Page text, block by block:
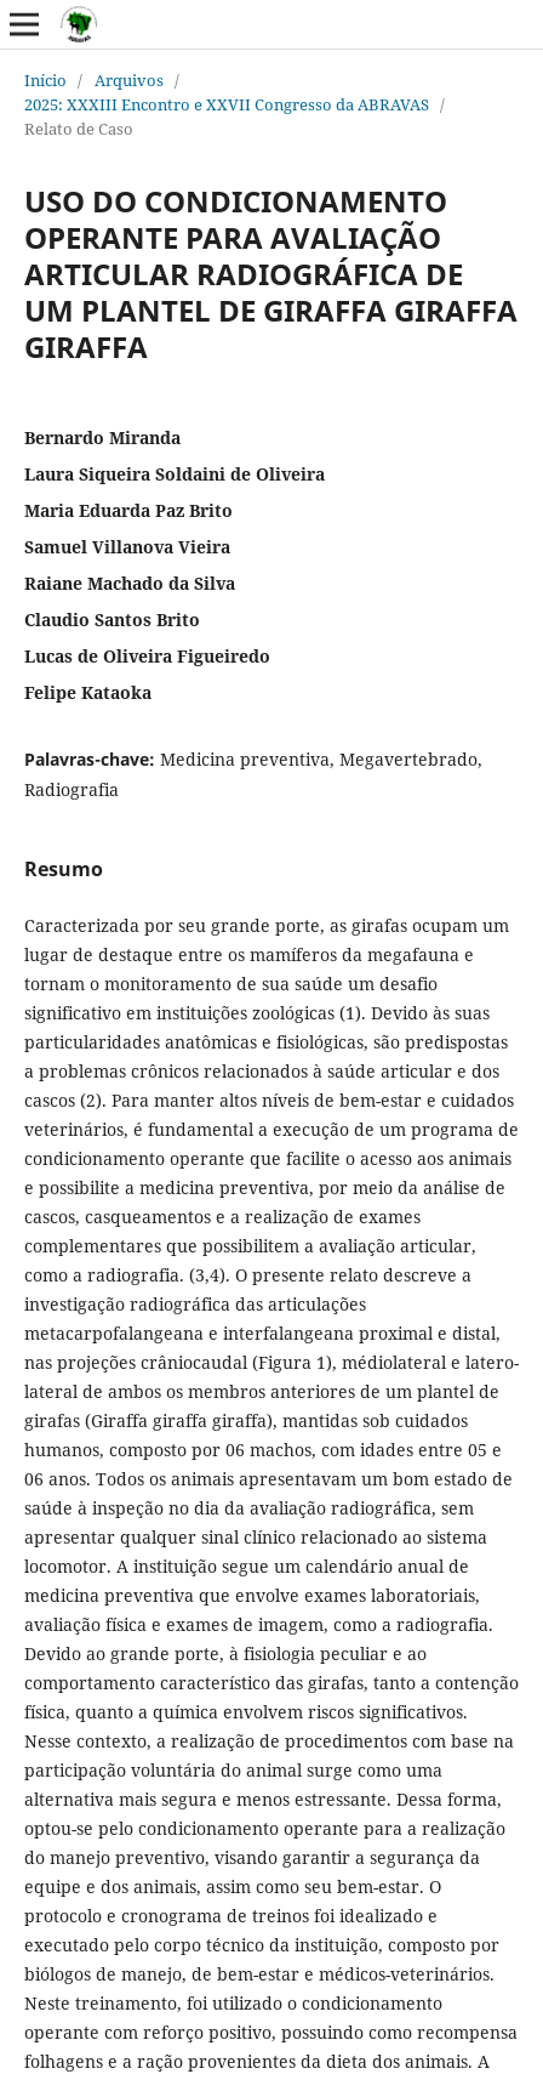
Início / Arquivos /
2025: XXXIII Encontro e XXVII Congresso da ABRAVAS /
Relato de Caso
USO DO CONDICIONAMENTO
OPERANTE PARA AVALIAÇÃO
ARTICULAR RADIOGRÁFICA DE
UM PLANTEL DE GIRAFFA GIRAFFA
GIRAFFA
Bernardo Miranda
Laura Siqueira Soldaini de Oliveira
Maria Eduarda Paz Brito
Samuel Villanova Vieira
Raiane Machado da Silva
Claudio Santos Brito
Lucas de Oliveira Figueiredo
Felipe Kataoka
Palavras-chave: Medicina preventiva, Megavertebrado,
Radiografia
Resumo
Caracterizada por seu grande porte, as girafas ocupam um
lugar de destaque entre os mamíferos da megafauna e
tornam o monitoramento de sua saúde um desafio
significativo em instituições zoológicas (1). Devido às suas
particularidades anatômicas e fisiológicas, são predispostas
a problemas crônicos relacionados à saúde articular e dos
cascos (2). Para manter altos níveis de bem-estar e cuidados
veterinários, é fundamental a execução de um programa de
condicionamento operante que facilite o acesso aos animais
e possibilite a medicina preventiva, por meio da análise de
cascos, casqueamentos e a realização de exames
complementares que possibilitem a avaliação articular,
como a radiografia. (3,4). O presente relato descreve a
investigação radiográfica das articulações
metacarpofalangeana e interfalangeana proximal e distal,
nas projeções crâniocaudal (Figura 1), médiolateral e latero-
lateral de ambos os membros anteriores de um plantel de
girafas (Giraffa giraffa giraffa), mantidas sob cuidados
humanos, composto por 06 machos, com idades entre 05 e
06 anos. Todos os animais apresentavam um bom estado de
saúde à inspeção no dia da avaliação radiográfica, sem
apresentar qualquer sinal clínico relacionado ao sistema
locomotor. A instituição segue um calendário anual de
medicina preventiva que envolve exames laboratoriais,
avaliação física e exames de imagem, como a radiografia.
Devido ao grande porte, à fisiologia peculiar e ao
comportamento característico das girafas, tanto a contenção
física, quanto a química envolvem riscos significativos.
Nesse contexto, a realização de procedimentos com base na
participação voluntária do animal surge como uma
alternativa mais segura e menos estressante. Dessa forma,
optou-se pelo condicionamento operante para a realização
do manejo preventivo, visando garantir a segurança da
equipe e dos animais, assim como seu bem-estar. O
protocolo e cronograma de treinos foi idealizado e
executado pelo corpo técnico da instituição, composto por
biólogos de manejo, de bem-estar e médicos-veterinários.
Neste treinamento, foi utilizado o condicionamento
operante com reforço positivo, possuindo como recompensa
folhagens e a ração provenientes da dieta dos animais. A